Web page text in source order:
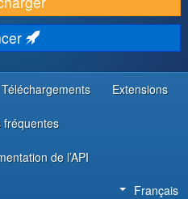
Téléchargements Extensions
fréquentes
de l’API
Français